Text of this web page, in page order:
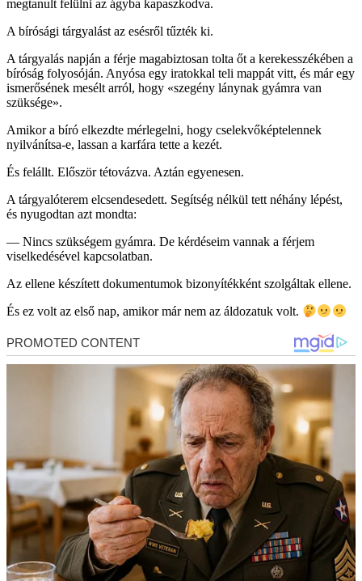
megtanult felülni az ágyba kapaszkodva.
A bírósági tárgyalást az esésről tűzték ki.
A tárgyalás napján a férje magabiztosan tolta őt a kerekesszékében a
bíróság folyosóján. Anyósa egy iratokkal teli mappát vitt, és már egy
ismerősének mesélt arról, hogy «szegény lánynak gyámra van
szüksége».
Amikor a bíró elkezdte mérlegelni, hogy cselekvőképtelennek
nyilvánítsa-e, lassan a karfára tette a kezét.
És felállt. Először tétovázva. Aztán egyenesen.
A tárgyalóterem elcsendesedett. Segítség nélkül tett néhány lépést,
és nyugodtan azt mondta:
— Nincs szükségem gyámra. De kérdéseim vannak a férjem
viselkedésével kapcsolatban.
Az ellene készített dokumentumok bizonyítékként szolgáltak ellene.
És ez volt az első nap, amikor már nem az áldozatuk volt.